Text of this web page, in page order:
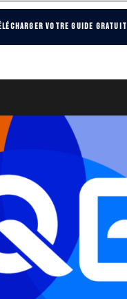
VOTRE GUIDE GRATUIT